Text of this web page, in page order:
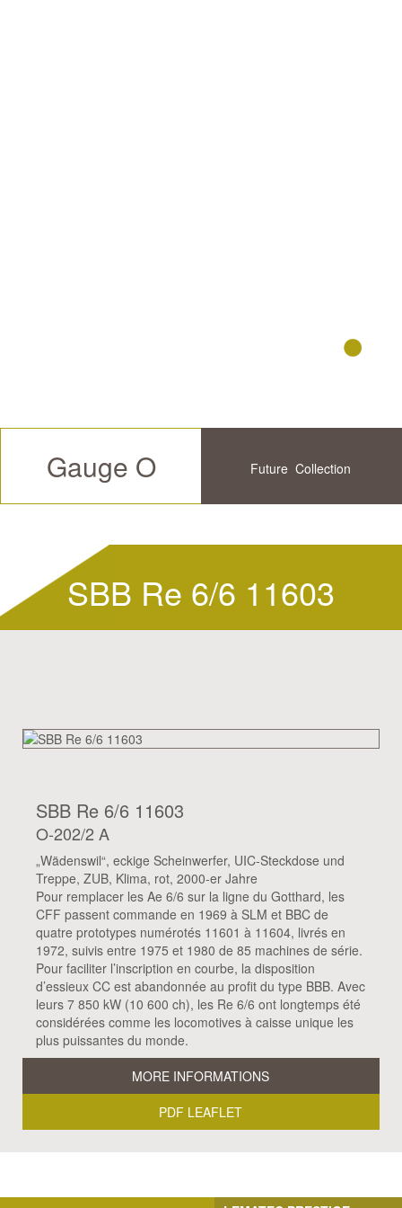
Gauge O Future Collection
SBB Re 6/6 11603
SBB Re 6/6 11603
O-202/2 A
„Wädenswil“, eckige Scheinwerfer, UIC-Steckdose und
Treppe, ZUB, Klima, rot, 2000-er Jahre
Pour remplacer les Ae 6/6 sur la ligne du Gotthard, les
CFF passent commande en 1969 à SLM et BBC de
quatre prototypes numérotés 11601 à 11604, livrés en
1972, suivis entre 1975 et 1980 de 85 machines de série.
Pour faciliter l’inscription en courbe, la disposition
d’essieux CC est abandonnée au profit du type BBB. Avec
leurs 7 850 kW (10 600 ch), les Re 6/6 ont longtemps été
considérées comme les locomotives à caisse unique les
plus puissantes du monde.
MORE INFORMATIONS
PDF LEAFLET